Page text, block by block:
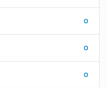
0
0
0